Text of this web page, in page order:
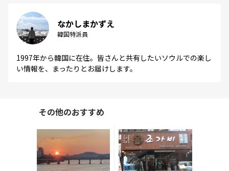
なかしまかずえ
韓国特派員
1997年から韓国に在住。皆さんと共有したいソウルでの楽し
い情報を、まったりとお届けします。
その他のおすすめ